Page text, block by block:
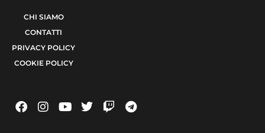
CHI SIAMO
CONTATTI
PRIVACY POLICY
COOKIE POLICY